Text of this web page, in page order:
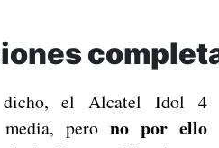
dicho, el Alcatel Idol 4
pero no por ello